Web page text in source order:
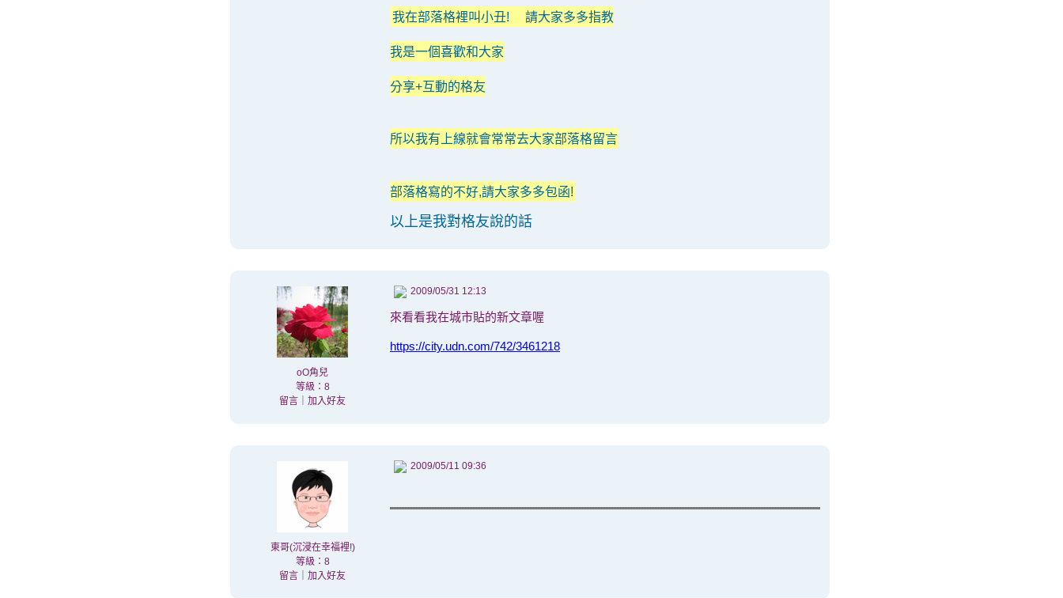
我在部落格裡叫小丑! 請大家多多指教
我是一個喜歡和大家
分享+互動的格友
所以我有上線就會常常去大家部落格留言
部落格寫的不好,請大家多多包函!
以上是我對格友說的話
oO角兒
等級：8
留言
加入好友
2009/05/31 12:13
來看看我在城市貼的新文章喔
https://city.udn.com/742/3461218
東哥(沉浸在幸福裡!)
等級：8
留言
加入好友
2009/05/11 09:36